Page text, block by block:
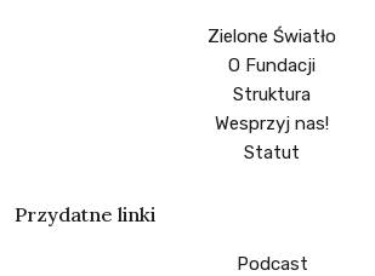
Zielone Światło
O Fundacji
Struktura
Wesprzyj nas!
Statut
Przydatne linki
Podcast